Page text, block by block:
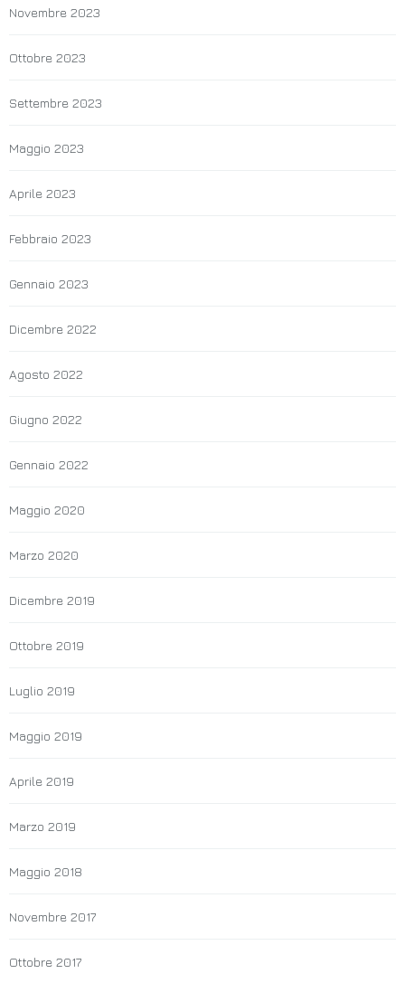
Novembre 2023
Ottobre 2023
Settembre 2023
Maggio 2023
Aprile 2023
Febbraio 2023
Gennaio 2023
Dicembre 2022
Agosto 2022
Giugno 2022
Gennaio 2022
Maggio 2020
Marzo 2020
Dicembre 2019
Ottobre 2019
Luglio 2019
Maggio 2019
Aprile 2019
Marzo 2019
Maggio 2018
Novembre 2017
Ottobre 2017